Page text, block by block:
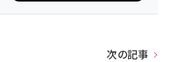
次の記事